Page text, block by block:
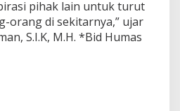
pihak lain untuk turut
orang di sekitarnya,” ujar
S.I.K, M.H. *Bid Humas